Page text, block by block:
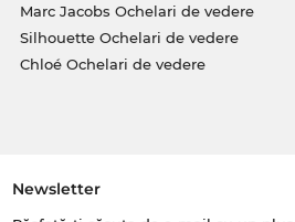
Marc Jacobs Ochelari de vedere
Silhouette Ochelari de vedere
Chloé Ochelari de vedere
Newsletter